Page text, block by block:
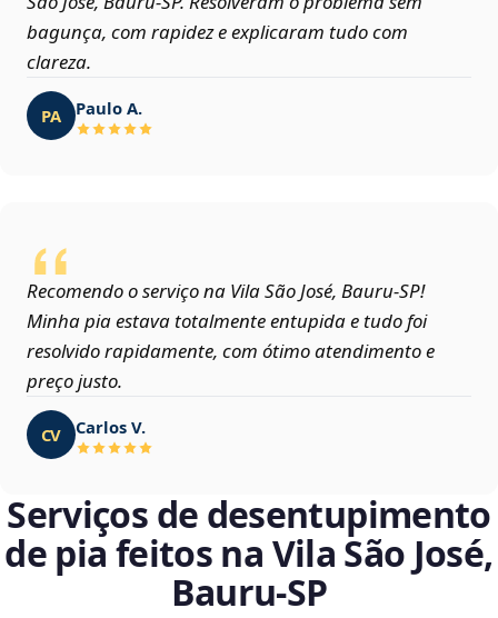
bagunça, com rapidez e explicaram tudo com
clareza.
PA Paulo A.
Recomendo o serviço na Vila São José, Bauru‑SP!
Minha pia estava totalmente entupida e tudo foi
resolvido rapidamente, com ótimo atendimento e
preço justo.
CV Carlos V.
Serviços de desentupimento
de pia feitos na Vila São José,
Bauru‑SP